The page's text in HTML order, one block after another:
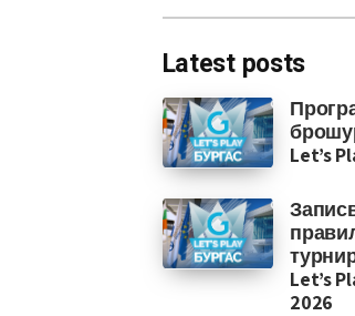
Latest posts
Let’s
Let’s
2026